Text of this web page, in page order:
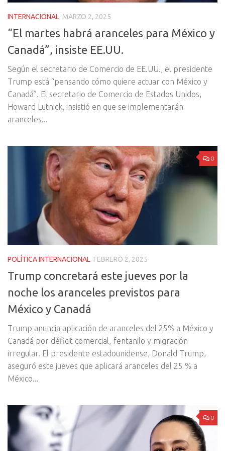
INTERNACIONAL MARZO 2, 2025
“El martes habrá aranceles para México y
Canadá”, insiste EE.UU.
Según el secretario de Comercio de EE.UU., el presidente
Trump está “pensando cómo quiere actuar con México y
Canadá”. El secretario de Comercio de Estados Unidos,
Howard Lutnick, insistió en que se implementarán
aranceles...
0
POLÍTICA INTERNACIONAL FEBRERO 2, 2025
Trump concretará este jueves por la
noche los aranceles previstos para
México y Canadá
Trump anuncia aplicación de aranceles del 25% a México y
Canadá por déficit comercial, fentanilo y migración
irregular. El presidente estadounidense, Donald Trump,
aseguró este jueves que aplicará aranceles del 25 % a
México...
0